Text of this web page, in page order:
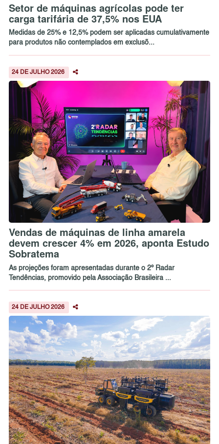
Setor de máquinas agrícolas pode ter
carga tarifária de 37,5% nos EUA
Medidas de 25% e 12,5% podem ser aplicadas cumulativamente
para produtos não contemplados em exclusõ...
24 DE JULHO 2026
Vendas de máquinas de linha amarela
devem crescer 4% em 2026, aponta Estudo
Sobratema
As projeções foram apresentadas durante o 2º Radar
Tendências, promovido pela Associação Brasileira ...
24 DE JULHO 2026